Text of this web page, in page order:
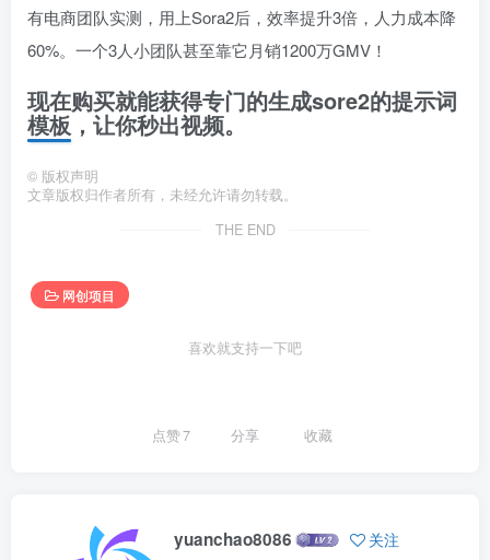
有电商团队实测，用上Sora2后，效率提升3倍，人力成本降
60%。一个3人小团队甚至靠它月销1200万GMV！
现在购买就能获得专门的生成sore2的提示词
模板，让你秒出视频。
© 版权声明
文章版权归作者所有，未经允许请勿转载。
THE END
网创项目
喜欢就支持一下吧
点赞7 分享 收藏
yuanchao8086 关注